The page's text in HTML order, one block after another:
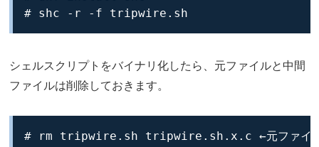
# shc -r -f tripwire.sh
シェルスクリプトをバイナリ化したら、元ファイルと中間
ファイルは削除しておきます。
# rm tripwire.sh tripwire.sh.x.c ←元ファイルと